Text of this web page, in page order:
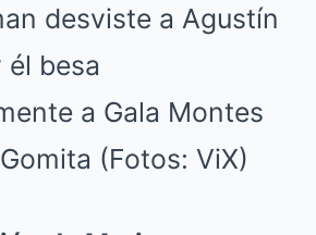
desviste a Agustín
él besa
a Gala Montes
(Fotos: ViX)